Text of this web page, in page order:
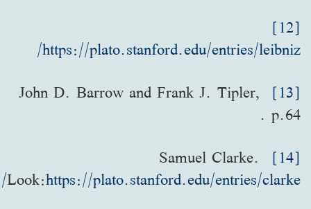
[12]
https://plato.stanford.edu/entries/leibniz/
[13]
John D. Barrow and Frank J. Tipler,
p.64 .
[14]
Samuel Clarke.
Look:https://plato.stanford.edu/entries/clarke/